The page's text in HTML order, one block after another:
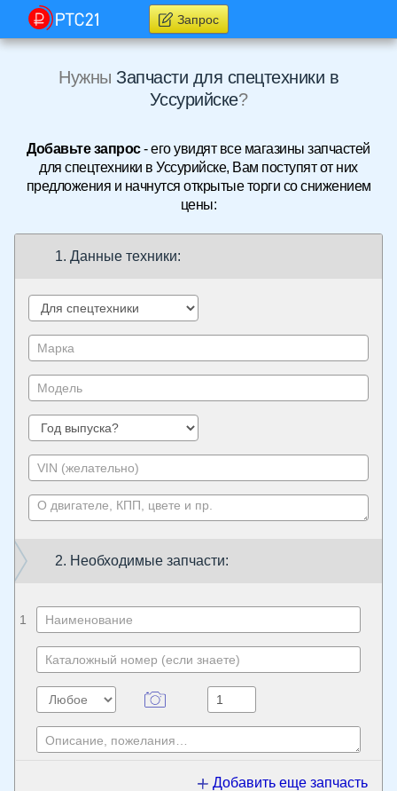
Запрос
Нужны Запчасти для спецтехники в
Уссурийске?
Добавьте запрос- его увидят все магазины запчастей
для спецтехники в Уссурийске, Вам поступят от них
предложения и начнутся открытые торги со снижением
цены:
1. Данные техники:
2. Необходимые запчасти:
1
Добавить еще запчасть